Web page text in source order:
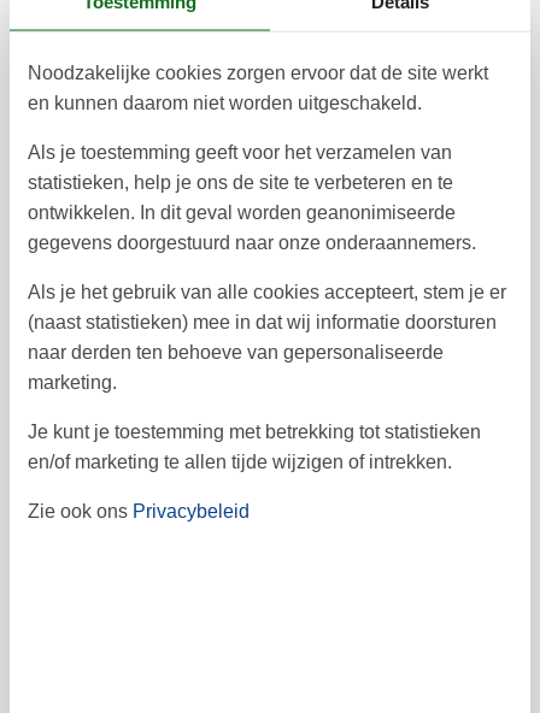
7 11 12
39 21 22 23 24 25 26
40 28 29 30
41
Aankomst mogelijk
Prijs
Periode
Noodzakelijke cookies zorgen ervoor dat de site werkt
en kunnen daarom niet worden uitgeschakeld.
Als je toestemming geeft voor het verzamelen van
statistieken, help je ons de site te verbeteren en te
ontwikkelen. In dit geval worden geanonimiseerde
gegevens doorgestuurd naar onze onderaannemers.
Als je het gebruik van alle cookies accepteert, stem je er
(naast statistieken) mee in dat wij informatie doorsturen
naar derden ten behoeve van gepersonaliseerde
marketing.
Je kunt je toestemming met betrekking tot statistieken
en/of marketing te allen tijde wijzigen of intrekken.
Zie ook ons Privacybeleid